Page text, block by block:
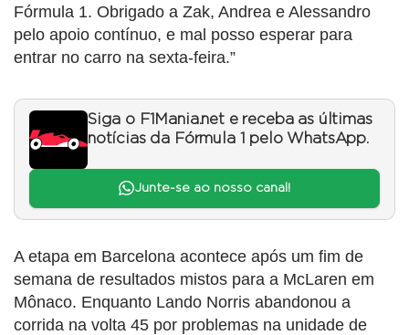
Fórmula 1. Obrigado a Zak, Andrea e Alessandro
pelo apoio contínuo, e mal posso esperar para
entrar no carro na sexta-feira.”
Siga o F1Mania.net e receba as últimas
notícias da Fórmula 1 pelo WhatsApp.
Junte-se ao nosso canal!
A etapa em Barcelona acontece após um fim de
semana de resultados mistos para a McLaren em
Mônaco. Enquanto Lando Norris abandonou a
corrida na volta 45 por problemas na unidade de